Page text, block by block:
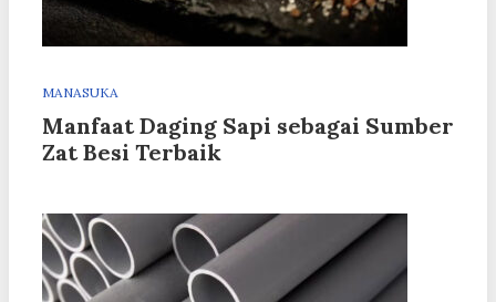
MANASUKA
Manfaat Daging Sapi sebagai Sumber
Zat Besi Terbaik